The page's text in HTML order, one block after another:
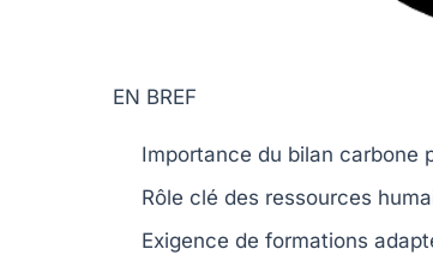
EN BREF
Importance du bilan carbone
Rôle clé des ressources
Exigence de formations